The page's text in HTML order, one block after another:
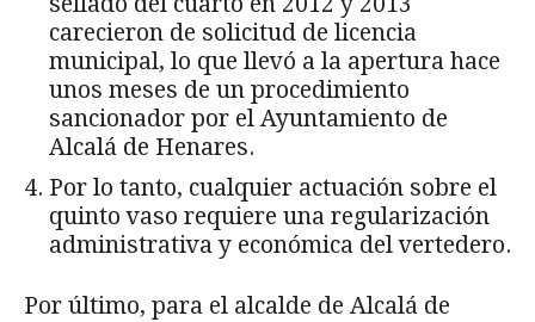
carecieron de solicitud de licencia
municipal, lo que llevó a la apertura hace
unos meses de un procedimiento
sancionador por el Ayuntamiento de
Alcalá de Henares.
Por lo tanto, cualquier actuación sobre el
quinto vaso requiere una regularización
administrativa y económica del vertedero.
Por último, para el alcalde de Alcalá de